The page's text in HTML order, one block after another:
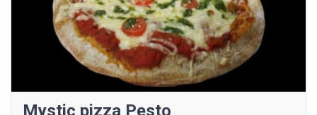
Mystic pizza Pesto